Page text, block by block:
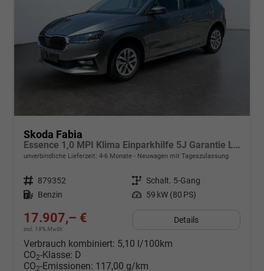
Skoda Fabia
Essence 1,0 MPI Klima Einparkhilfe 5J Garantie LED Scheinwerfer Bluetooth
unverbindliche Lieferzeit: 4-6 Monate Neuwagen mit Tageszulassung
Fahrzeugnr. 879352 Getriebe Schalt. 5-Gang
Kraftstoff Benzin Leistung 59 kW (80 PS)
17.907,– €
incl. 19% MwSt.
Details
Verbrauch kombiniert: 5,10 l/100km
CO2-Klasse: D
CO2-Emissionen: 117,00 g/km